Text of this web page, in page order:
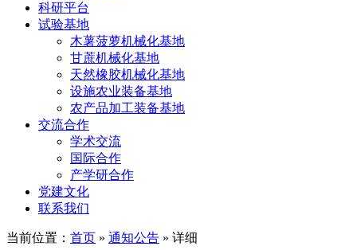
科研平台
试验基地
木薯菠萝机械化基地
甘蔗机械化基地
天然橡胶机械化基地
设施农业装备基地
农产品加工装备基地
交流合作
学术交流
国际合作
产学研合作
党建文化
联系我们
当前位置： 首页 » 通知公告 » 详细